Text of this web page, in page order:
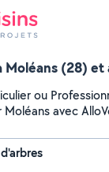
Moléans (28)
ou
avec